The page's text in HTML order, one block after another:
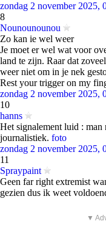
zondag 2 november 2025,
8
Nounounounou
Zo kan ie wel weer
Je moet er wel wat voor
land te zijn. Raar dat
weer niet om in je nek
Rest your trigger on my
zondag 2 november 2025,
10
hanns
Het signalement luid : man
journalistiek. foto
zondag 2 november 2025,
11
Spraypaint
Geen far right extremist
gezien dus ik weet
▼